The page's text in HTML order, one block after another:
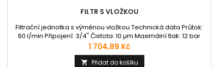
FILTR S VLOŽKOU
Filtrační jednotka s výměnou vložkou Technická data Průtok:
60 l/min Připojení: 3/4" Čistota: 10 µm Maximální tlak: 12 bar
Cena
1 704,89 Kč
 Přidat do košíku